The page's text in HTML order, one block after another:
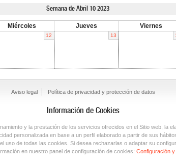
Semana de Abril 10 2023
Miércoles Jueves Viernes
12 13
Aviso legal Política de privacidad y protección de datos
Información de Cookies
y la prestación de los servicios ofrecidos en el Sitio web, la
personalizada en base a un perfil elaborado a partir de sus
uso de todas las cookies. Si desea rechazarlas o adaptar su
en nuestro panel de configuración de cookies: Configuración